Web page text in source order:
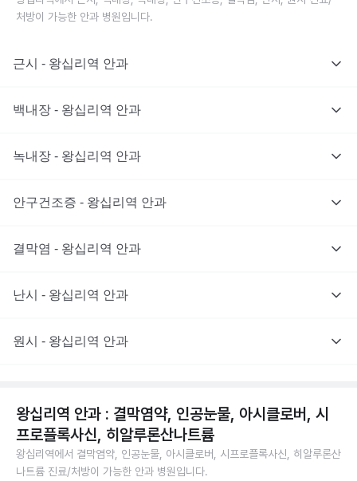
처방이 가능한 안과 병원입니다.
근시 - 왕십리역 안과
백내장 - 왕십리역 안과
녹내장 - 왕십리역 안과
안구건조증 - 왕십리역 안과
결막염 - 왕십리역 안과
난시 - 왕십리역 안과
원시 - 왕십리역 안과
왕십리역 안과 : 결막염약, 인공눈물, 아시클로버, 시
프로플록사신, 히알루론산나트륨
왕십리역에서 결막염약, 인공눈물, 아시클로버, 시프로플록사신, 히알루론산
나트륨 진료/처방이 가능한 안과 병원입니다.